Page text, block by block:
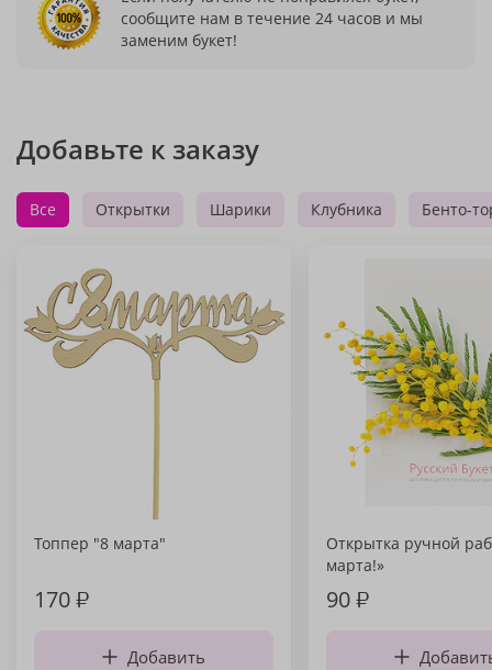
сообщите нам в течение 24 часов и мы
заменим букет!
Добавьте к заказу
Все Открытки Шарики Клубника Бенто-
Топпер "8 марта"
170₽
Добавить
Открытка ручной
марта!»
90₽